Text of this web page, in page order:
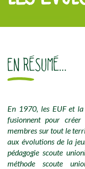
EN RÉSUMÉ…
En 1970, les EUF et
fusionnent pour créer
membres sur tout le
aux évolutions de la
pédagogie scoute
méthode scoute